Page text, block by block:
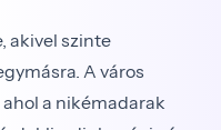
akivel szinte
A város
a nikémadarak